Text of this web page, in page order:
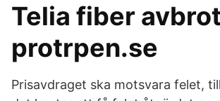
Telia fiber
protrpen.se
Prisavdraget ska motsvara felet,